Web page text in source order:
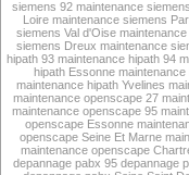
siemens 92 maintenance
Loire maintenance siemens
siemens Val d'Oise
siemens Dreux maintenance
hipath 93 maintenance hipath 94
hipath Essonne maintenance
maintenance hipath Yvelines
maintenance openscape 27
maintenance openscape 95
openscape Essonne
openscape Seine Et Marne
maintenance openscape
depannage pabx 95 depannage